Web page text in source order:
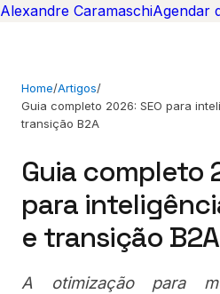
Alexandre CaramaschiAgendar
Home/Artigos/
Guia completo 2026: SEO para
transição B2A
Guia completo
para
e transição B2A
A otimização para